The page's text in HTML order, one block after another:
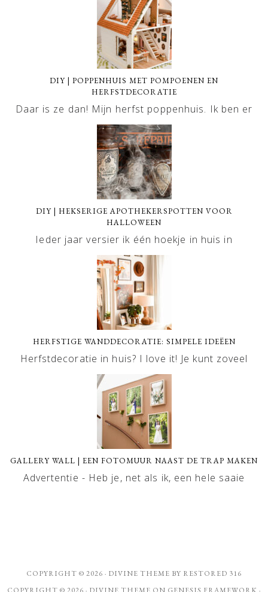
DIY | POPPENHUIS MET POMPOENEN EN
HERFSTDECORATIE
Daar is ze dan! Mijn herfst poppenhuis. Ik ben er
DIY | HEKSERIGE APOTHEKERSPOTTEN VOOR
HALLOWEEN
Ieder jaar versier ik één hoekje in huis in
HERFSTIGE WANDDECORATIE: SIMPELE IDEËEN
Herfstdecoratie in huis? I love it! Je kunt zoveel
GALLERY WALL | EEN FOTOMUUR NAAST DE TRAP MAKEN
Advertentie - Heb je, net als ik, een hele saaie
COPYRIGHT © 2026 · DIVINE THEME BY RESTORED 316